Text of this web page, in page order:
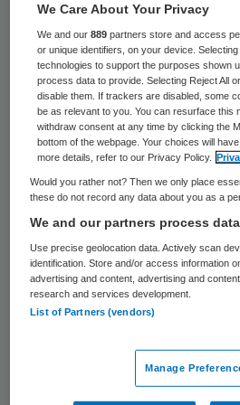
heeft zijn omzet en winst
zien dalen. De op een na
van medicijnen in de
last van het verlopen van
negatieve
Merck meldde maandag
miljard dollar (8 miljard
kwartaal, tegen 11,5
eerder. De nettowinst
dollar naar 1,1 miljard dollar.
Ontslagronde
We Care About Your Privacy
We and our889 partners store and access
or unique identifiers, on your device.
technologies to support the purposes shown
process data to provide. Selecting Reject All
disable them. If trackers are disabled, some
be as relevant to you. You can resurface this
withdraw consent at any time by clicking the
bottom of the webpage. Your choices will
more details, refer to our Privacy Policy.
Would you rather not? Then we only place
these do not record any data about you as a
We and our partners process
Use precise geolocation data. Actively scan
identification. Store and/or access information
advertising and content, advertising and
research and services development.
List of Partners (vendors)
Manage